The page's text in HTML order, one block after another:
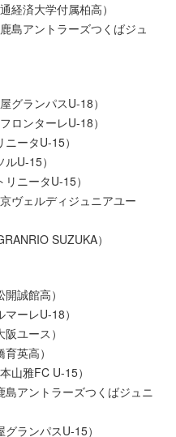
済大学付属柏高）
アントラーズつくばジュ
ランパスU-18）
ンターレU-18）
ータU-15）
U-15）
ニータU-15）
ェルディジュニアユー
SUZUKA）
誠館高）
ーレU-18）
ユース）
英高）
雅FC U-15）
ントラーズつくばジュニ
ンパスU-15）